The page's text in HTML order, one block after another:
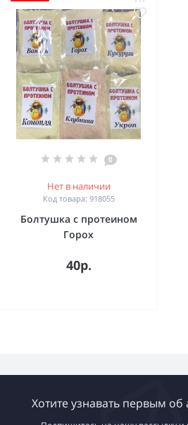
0
Нет в наличии
Код товара: 918055
Болтушка с протеином
Горох
40р.
Хотите узнавать первым об